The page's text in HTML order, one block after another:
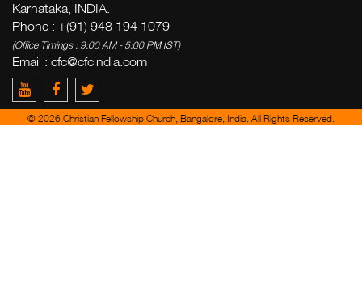
Karnataka, INDIA.
Phone : +(91) 948 194 1079
(Office Timings : 9:00 AM - 5:00 PM IST)
Email : cfc@cfcindia.com
© 2026 Christian Fellowship Church, Bangalore, India. All Rights Reserved.